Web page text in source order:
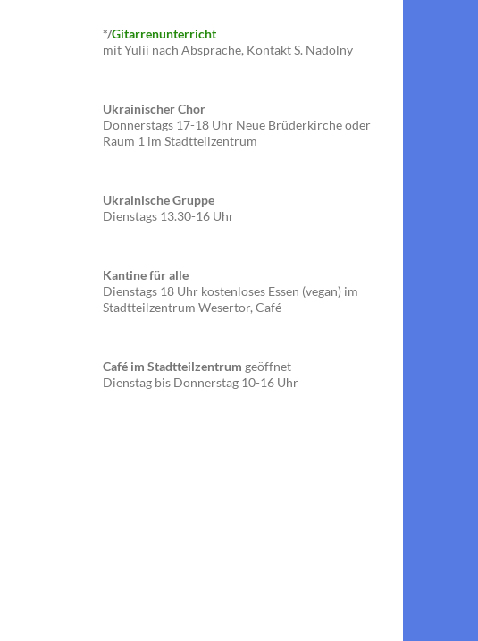
*/Gitarrenunterricht
mit Yulii nach Absprache, Kontakt S. Nadolny
Ukrainischer Chor
Donnerstags 17-18 Uhr Neue Brüderkirche oder
Raum 1 im Stadtteilzentrum
Ukrainische Gruppe
Dienstags 13.30-16 Uhr
Kantine für alle
Dienstags 18 Uhr kostenloses Essen (vegan) im
Stadtteilzentrum Wesertor, Café
Café im Stadtteilzentrum geöffnet
Dienstag bis Donnerstag 10-16 Uhr